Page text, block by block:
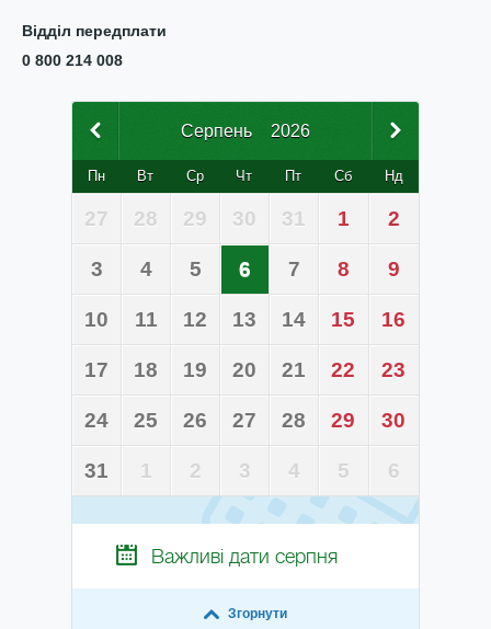
Відділ передплати
0 800 214 008
Серпень 2026
Пн Вт Ср Чт Пт Сб Нд
27 28 29 30 31 1 2
3 4 5 6 7 8 9
10 11 12 13 14 15 16
17 18 19 20 21 22 23
24 25 26 27 28 29 30
31 1 2 3 4 5 6
Важливі дати серпня
Згорнути